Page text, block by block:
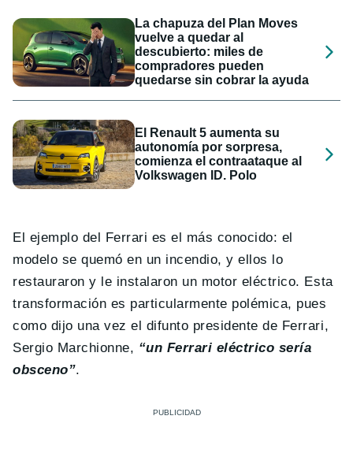
La chapuza del Plan Moves
vuelve a quedar al
descubierto: miles de
compradores pueden
quedarse sin cobrar la ayuda
El Renault 5 aumenta su
autonomía por sorpresa,
comienza el contraataque al
Volkswagen ID. Polo
El ejemplo del Ferrari es el más conocido: el
modelo se quemó en un incendio, y ellos lo
restauraron y le instalaron un motor eléctrico. Esta
transformación es particularmente polémica, pues
como dijo una vez el difunto presidente de Ferrari,
Sergio Marchionne, “un Ferrari eléctrico sería
obsceno”.